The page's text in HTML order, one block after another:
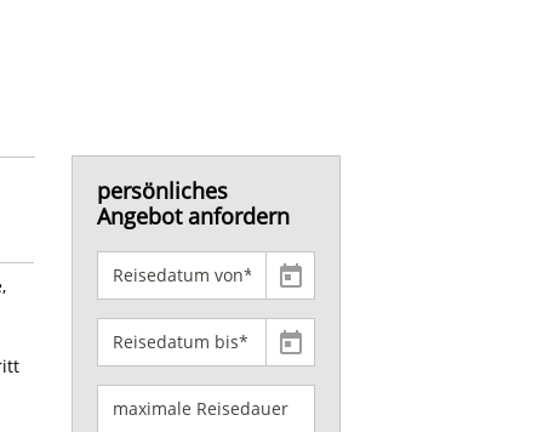
persönliches
Angebot anfordern